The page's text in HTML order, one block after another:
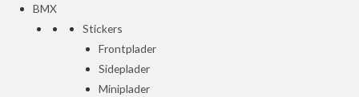
BMX
Stickers
Frontplader
Sideplader
Miniplader